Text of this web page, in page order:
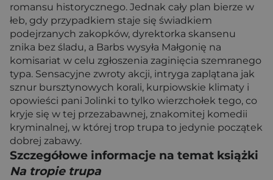
romansu historycznego. Jednak cały plan bierze w
łeb, gdy przypadkiem staje się świadkiem
podejrzanych zakopków, dyrektorka skansenu
znika bez śladu, a Barbs wysyła Małgonię na
komisariat w celu zgłoszenia zaginięcia szemranego
typa. Sensacyjne zwroty akcji, intryga zaplątana jak
sznur bursztynowych korali, kurpiowskie klimaty i
opowieści pani Jolinki to tylko wierzchołek tego, co
kryje się w tej przezabawnej, znakomitej komedii
kryminalnej, w której trop trupa to jedynie początek
dobrej zabawy.
Szczegółowe informacje na temat książki
Na tropie trupa